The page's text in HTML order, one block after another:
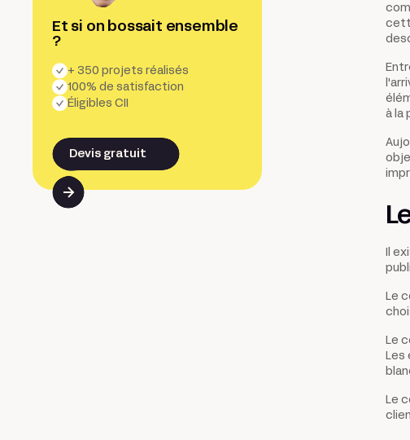
Et si on bossait ensemble
?
+ 350 projets réalisés
100% de satisfaction
Éligibles CII
Devis gratuit
à la
Il
Le
Le
Les
Le